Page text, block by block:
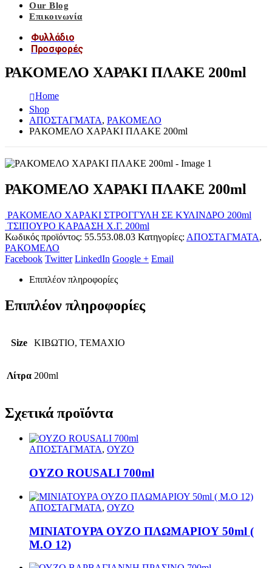
Our Blog
Επικοινωνία
Φυλλάδιο
Προσφορές
ΡΑΚΟΜΕΛΟ ΧΑΡΑΚΙ ΠΛΑΚΕ 200ml
Home
Shop
ΑΠΟΣΤΑΓΜΑΤΑ, ΡΑΚΟΜΕΛΟ
ΡΑΚΟΜΕΛΟ ΧΑΡΑΚΙ ΠΛΑΚΕ 200ml
ΡΑΚΟΜΕΛΟ ΧΑΡΑΚΙ ΠΛΑΚΕ 200ml
ΡΑΚΟΜΕΛΟ ΧΑΡΑΚΙ ΣΤΡΟΓΓΥΛΗ ΣΕ ΚΥΛΙΝΔΡΟ 200ml
ΤΣΙΠΟΥΡΟ ΚΑΡΔΑΣΗ Χ.Γ. 200ml
Κωδικός προϊόντος: 55.553.08.03 Κατηγορίες: ΑΠΟΣΤΑΓΜΑΤΑ,
ΡΑΚΟΜΕΛΟ
Facebook Twitter LinkedIn Google + Email
Επιπλέον πληροφορίες
Επιπλέον πληροφορίες
Size ΚΙΒΩΤΙΟ, ΤΕΜΑΧΙΟ
Λίτρα 200ml
Σχετικά προϊόντα
ΑΠΟΣΤΑΓΜΑΤΑ, ΟΥΖΟ
ΟΥΖΟ ROUSALI 700ml
ΑΠΟΣΤΑΓΜΑΤΑ, ΟΥΖΟ
ΜΙΝΙΑΤΟΥΡΑ ΟΥΖΟ ΠΛΩΜΑΡΙΟΥ 50ml (
Μ.Ο 12)